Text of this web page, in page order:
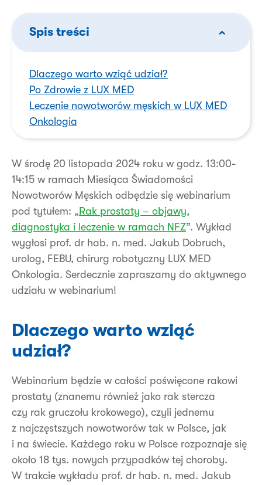
Spis treści
Dlaczego warto wziąć udział?
Po Zdrowie z LUX MED
Leczenie nowotworów męskich w LUX MED
Onkologia
W środę 20 listopada 2024 roku w godz. 13:00-
14:15 w ramach Miesiąca Świadomości
Nowotworów Męskich odbędzie się webinarium
pod tytułem: „ Rak prostaty – objawy,
diagnostyka i leczenie w ramach NFZ”. Wykład
wygłosi prof. dr hab. n. med. Jakub Dobruch,
urolog, FEBU, chirurg robotyczny LUX MED
Onkologia. Serdecznie zapraszamy do aktywnego
udziału w webinarium!
Dlaczego warto wziąć
udział?
Webinarium będzie w całości poświęcone rakowi
prostaty (znanemu również jako rak stercza
czy rak gruczołu krokowego), czyli jednemu
z najczęstszych nowotworów tak w Polsce, jak
i na świecie. Każdego roku w Polsce rozpoznaje się
około 18 tys. nowych przypadków tej choroby.
W trakcie wykładu prof. dr hab. n. med. Jakub